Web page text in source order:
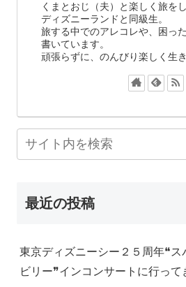
くまとおじ（夫）と楽しく旅を
ディズニーランドと同級生。
旅する中でのアレコレや、困っ
書いています。
頑張らずに、のんびり楽しく生
最近の投稿
東京ディズニーシー２５周年❝ス
ビリー❞インコンサートに行って